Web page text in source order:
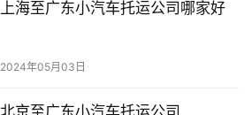
上海至广东小汽车托运公司哪家好
2024年05月03日